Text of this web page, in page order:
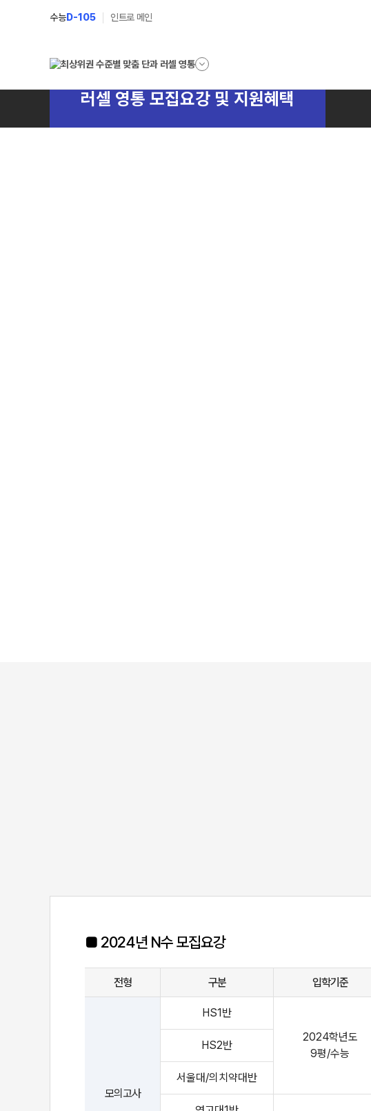
수능D-105 인트로 메인
러셀 영통 모집요강 및 지원혜택
2024년 N수 모집요강
전형 구분 입학기준
모의고사
HS1반
2024학년도
9평/수능
HS2반
서울대/의치약대반